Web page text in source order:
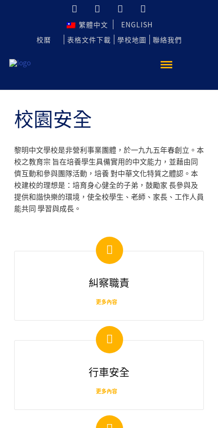
繁體中文
ENGLISH
校曆
表格文件下載 學校地圖 聯絡我們
校園安全
黎明中文學校是非營利事業團體，於一九九五年春創立。本
校之教育宗 旨在培養學生具備實用的中文能力，並藉由同
儕互動和參與團隊活動，培養 對中華文化特質之體認。本
校建校的理想是：培育身心健全的子弟，鼓勵家 長參與及
提供和諧快樂的環境，使全校學生、老師、家長、工作人員
能共同 學習與成長。
糾察職責
更多內容
行車安全
更多內容